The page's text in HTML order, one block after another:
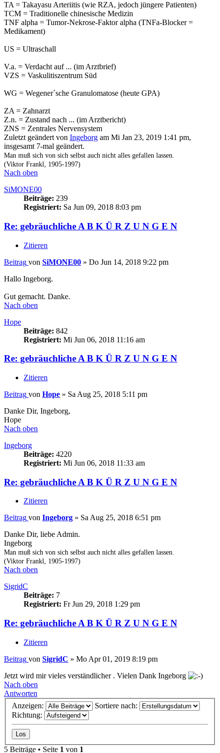
TA = Takayasu Arteriitis (wie RZA, jedoch jüngere Patienten)
TCM = Traditionelle chinesische Medizin
TNF alpha = Tumor-Nekrose-Faktor alpha (TNFa-Blocker =
Medikament)
US = Ultraschall
V.a. = Verdacht auf ... (im Arztbrief)
VZS = Vaskulitiszentrum Süd
WG = Wegener´sche Granulomatose (heute GPA)
ZA = Zahnarzt
Z.n. = Zustand nach ... (im Arztbericht)
ZNS = Zentrales Nervensystem
Zuletzt geändert von Ingeborg am Mi Jan 23, 2019 1:41 pm,
insgesamt 7-mal geändert.
Man muß sich von sich selbst auch nicht alles gefallen lassen.
(Viktor Frankl, 1905-1997)
Nach oben
SiMONE00
Beiträge: 239
Registriert: Sa Jun 09, 2018 8:03 pm
Re: gebräuchliche A B K Ü R Z U N G E N
Zitieren
Beitrag von SiMONE00 » Do Jun 14, 2018 9:22 pm
Hallo Ingeborg.
Gut gemacht. Danke.
Nach oben
Hope
Beiträge: 842
Registriert: Mi Jun 06, 2018 11:16 am
Re: gebräuchliche A B K Ü R Z U N G E N
Zitieren
Beitrag von Hope » Sa Aug 25, 2018 5:11 pm
Danke Dir, Ingeborg,
Hope
Nach oben
Ingeborg
Beiträge: 4220
Registriert: Mi Jun 06, 2018 11:33 am
Re: gebräuchliche A B K Ü R Z U N G E N
Zitieren
Beitrag von Ingeborg » Sa Aug 25, 2018 6:51 pm
Danke Dir, liebe Admin.
Ingeborg
Man muß sich von sich selbst auch nicht alles gefallen lassen.
(Viktor Frankl, 1905-1997)
Nach oben
SigridC
Beiträge: 7
Registriert: Fr Jun 29, 2018 1:29 pm
Re: gebräuchliche A B K Ü R Z U N G E N
Zitieren
Beitrag von SigridC » Mo Apr 01, 2019 8:19 pm
Jetzt wird mir vieles verständlicher . Vielen Dank Ingeborg
Nach oben
Antworten
Anzeigen:
Sortiere nach:
Richtung:
5 Beiträge • Seite 1 von 1